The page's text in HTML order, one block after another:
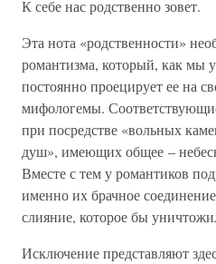
К себе нас родственно зовет.
Эта нота «родственности»
романтизма, который, как мы
постоянно проецирует ее на
мифологемы.
при посредстве «вольных
душ», имеющих общее –
Вместе с тем у романтиков
именно их брачное
слияние, которое бы
Исключение представляют